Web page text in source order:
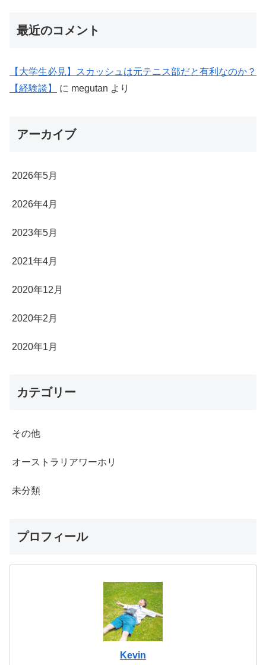
最近のコメント
【大学生必見】スカッシュは元テニス部だと有利なのか？
【経験談】
に megutan より
アーカイブ
2026年5月
2026年4月
2023年5月
2021年4月
2020年12月
2020年2月
2020年1月
カテゴリー
その他
オーストラリアワーホリ
未分類
プロフィール
Kevin